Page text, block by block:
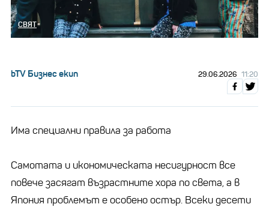
СВЯТ
bTV Бизнес екип 29.06.2026 11:20
Има специални правила за работа
Самотата и икономическата несигурност все
повече засягат възрастните хора по света, а в
Япония проблемът е особено остър. Всеки десети